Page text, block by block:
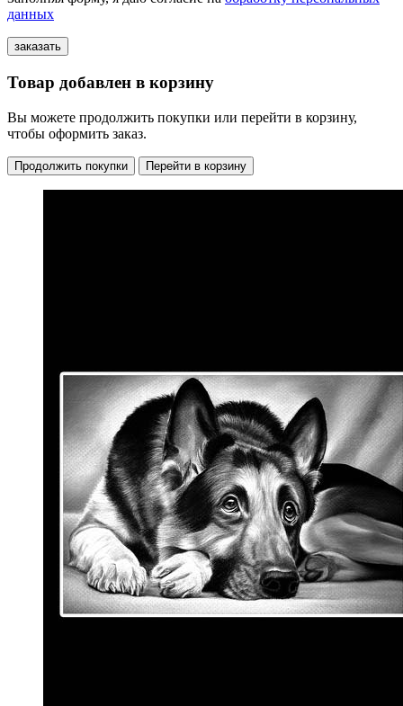
данных
Товар добавлен в корзину
Вы можете продолжить покупки или перейти в корзину,
чтобы оформить заказ.
Продолжить покупки Перейти в корзину